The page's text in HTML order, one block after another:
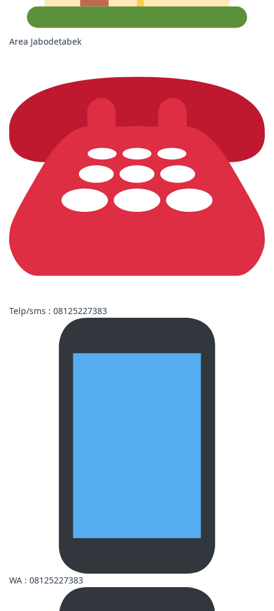
Area Jabodetabek
Telp/sms : 08125227383
WA : 08125227383